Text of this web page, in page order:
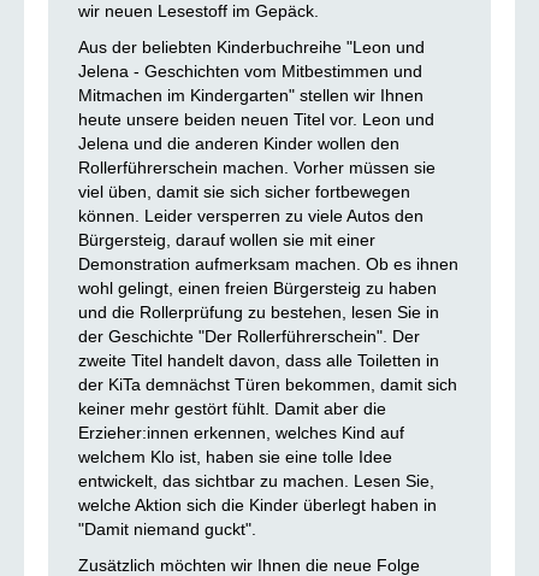
wir neuen Lesestoff im Gepäck.
Aus der beliebten Kinderbuchreihe "Leon und
Jelena - Geschichten vom Mitbestimmen und
Mitmachen im Kindergarten" stellen wir Ihnen
heute unsere beiden neuen Titel vor. Leon und
Jelena und die anderen Kinder wollen den
Rollerführerschein machen. Vorher müssen sie
viel üben, damit sie sich sicher fortbewegen
können. Leider versperren zu viele Autos den
Bürgersteig, darauf wollen sie mit einer
Demonstration aufmerksam machen. Ob es ihnen
wohl gelingt, einen freien Bürgersteig zu haben
und die Rollerprüfung zu bestehen, lesen Sie in
der Geschichte "Der Rollerführerschein". Der
zweite Titel handelt davon, dass alle Toiletten in
der KiTa demnächst Türen bekommen, damit sich
keiner mehr gestört fühlt. Damit aber die
Erzieher:innen erkennen, welches Kind auf
welchem Klo ist, haben sie eine tolle Idee
entwickelt, das sichtbar zu machen. Lesen Sie,
welche Aktion sich die Kinder überlegt haben in
"Damit niemand guckt".
Zusätzlich möchten wir Ihnen die neue Folge